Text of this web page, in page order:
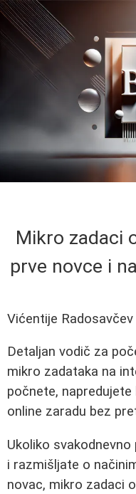
Mikro zadaci
prve novce i
Vićentije Radosavčev
Detaljan vodič za
mikro zadataka na
počnete,
online zaradu bez
Ukoliko
i razmišljate o
novac, mikro zadaci